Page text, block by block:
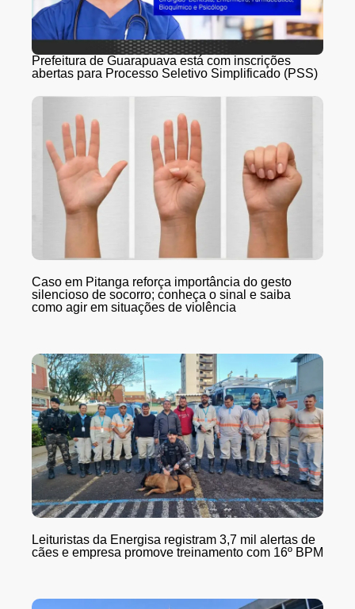
Prefeitura de Guarapuava está com inscrições
abertas para Processo Seletivo Simplificado (PSS)
Caso em Pitanga reforça importância do gesto
silencioso de socorro; conheça o sinal e saiba
como agir em situações de violência
Leituristas da Energisa registram 3,7 mil alertas de
cães e empresa promove treinamento com 16º BPM